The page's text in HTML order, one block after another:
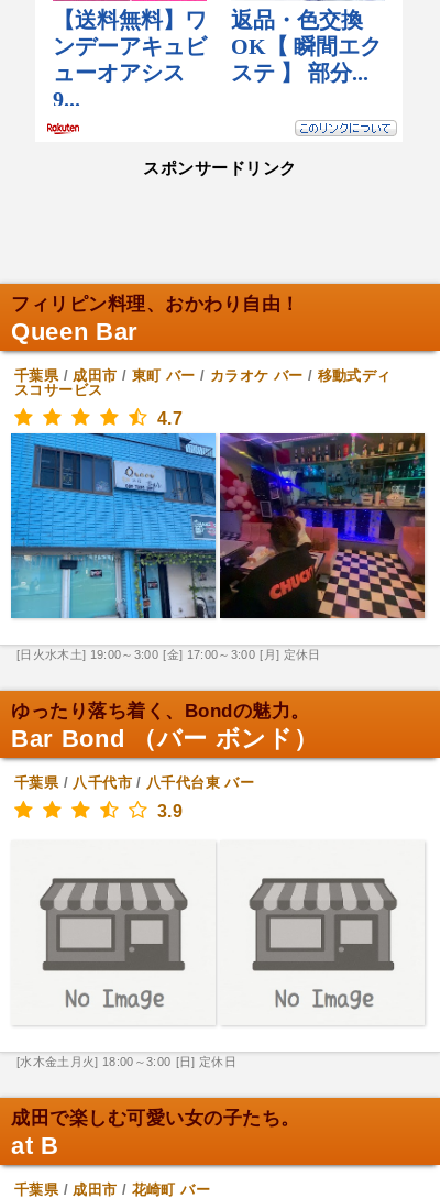
スポンサードリンク
フィリピン料理、おかわり自由！
Queen Bar
千葉県/成田市 / 東町 バー / カラオケ バー / 移動式ディ
スコサービス
4.7
[日火水木土] 19:00～3:00 [金] 17:00～3:00 [月] 定休日
ゆったり落ち着く、Bondの魅力。
Bar Bond （バー ボンド）
千葉県/ 八千代市/ 八千代台東 バー
3.9
[水木金土月火] 18:00～3:00 [日] 定休日
成田で楽しむ可愛い女の子たち。
at B
千葉県/成田市 / 花崎町 バー